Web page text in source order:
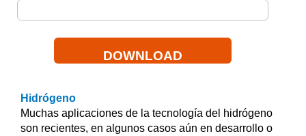
DOWNLOAD
Hidrógeno
Muchas aplicaciones de la tecnología del hidrógeno
son recientes, en algunos casos aún en desarrollo o